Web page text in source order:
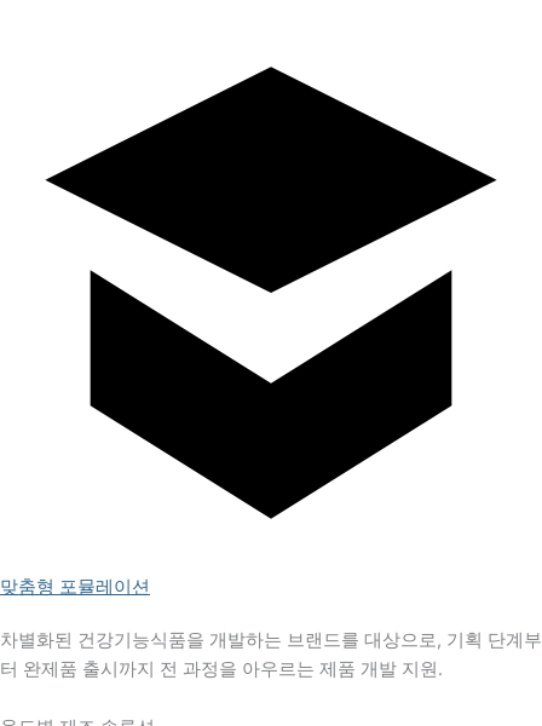
맞춤형 포뮬레이션
차별화된 건강기능식품을 개발하는 브랜드를 대상으로, 기획 단계부
터 완제품 출시까지 전 과정을 아우르는 제품 개발 지원.